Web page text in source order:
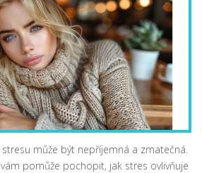
může být nepříjemná a zmatečná.
pomůže pochopit, jak stres ovlivňuje